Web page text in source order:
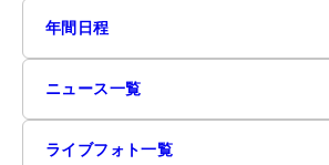
年間日程
ニュース一覧
ライブフォト一覧